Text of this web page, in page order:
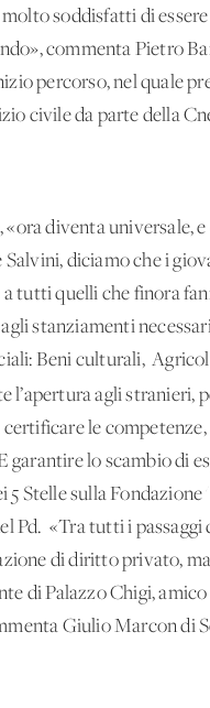
soddisfatti di
commenta Pietro
percorso, nel quale
civile da parte della
diventa universale,
diciamo che i
tutti quelli che finora
stanziamenti
Beni culturali,
l’apertura agli stranieri,
le
lo scambio di
Stelle sulla Fondazione
«Tra tutti i passaggi
di diritto privato,
di Palazzo Chigi,
Giulio Marcon di